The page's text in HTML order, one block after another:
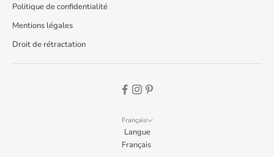
Politique de confidentialité
Mentions légales
Droit de rétractation
Français
Langue
Français